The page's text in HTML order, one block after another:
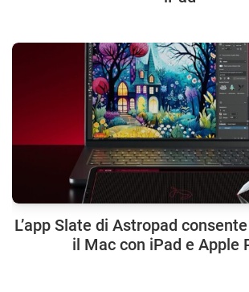
L’app Slate di Astropad
il Mac con iPad e Apple